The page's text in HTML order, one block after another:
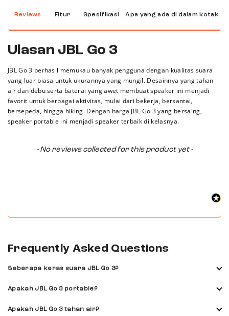
Reviews Fitur Spesifikasi Apa yang ada di dalam kotak
Ulasan JBL Go 3
JBL Go 3 berhasil memukau banyak pengguna dengan kualitas suara
yang luar biasa untuk ukurannya yang mungil. Desainnya yang tahan
air dan debu serta baterai yang awet membuat speaker ini menjadi
favorit untuk berbagai aktivitas, mulai dari bekerja, bersantai,
bersepeda, hingga hiking. Dengan harga JBL Go 3 yang bersaing,
speaker portable ini menjadi speaker terbaik di kelasnya.
- No reviews collected for this product yet -
New content loaded
Frequently Asked Questions
Seberapa keras suara JBL Go 3?
portable bluetooth speaker memberikan kualitas suara
Apakah JBL Go 3 portable?
Apakah JBL Go 3 tahan air?